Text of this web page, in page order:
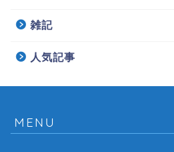
雑記
人気記事
MENU